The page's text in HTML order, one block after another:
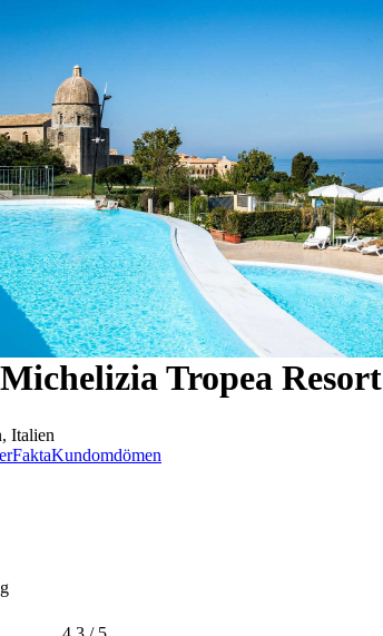
Tropea Resort
Italien
FaktaKundomdömen